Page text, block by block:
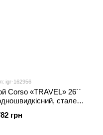
igr-162956
Corso «TRAVEL» 26``
сталева
грн